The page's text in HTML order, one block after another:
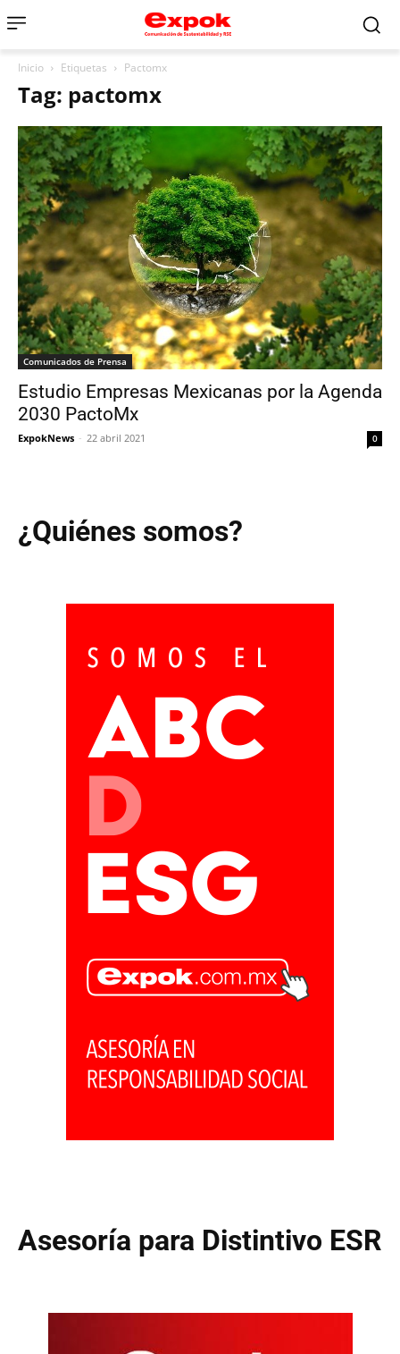
Inicio Etiquetas Pactomx
Tag: pactomx
Comunicados de Prensa
Estudio Empresas Mexicanas por la Agenda
2030 PactoMx
ExpokNews - 22 abril 2021 0
¿Quiénes somos?
Asesoría para Distintivo ESR